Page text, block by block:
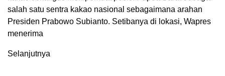
salah satu sentra kakao nasional sebagaimana arahan
Presiden Prabowo Subianto. Setibanya di lokasi, Wapres
menerima
Selanjutnya